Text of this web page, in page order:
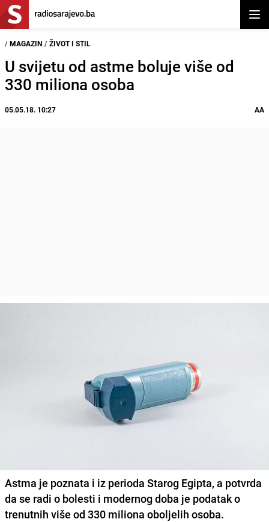
/ MAGAZIN / ŽIVOT I STIL
U svijetu od astme boluje više od
330 miliona osoba
05.05.18. 10:27 AA
Astma je poznata i iz perioda Starog Egipta, a potvrda
da se radi o bolesti i modernog doba je podatak o
trenutnih više od 330 miliona oboljelih osoba.